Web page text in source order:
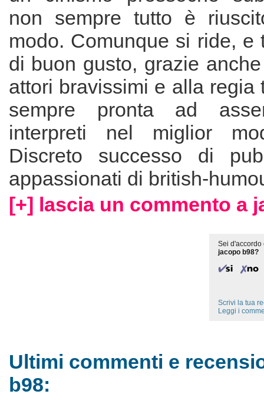
non sempre tutto è
modo. Comunque si ride, e
di buon gusto, grazie
attori bravissimi e alla regia
sempre pronta ad
interpreti nel miglior
Discreto successo di
appassionati di british-
[+] lascia un commento a
Sei d'accordo
jacopo b98?
Scrivi la tua
Leggi i
Ultimi commenti e
b98: